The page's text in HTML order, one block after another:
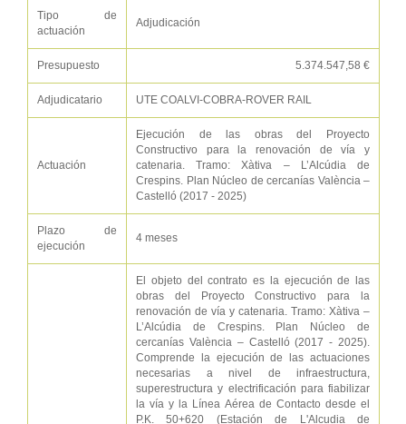
Tipo de
actuación
Adjudicación
Presupuesto 5.374.547,58 €
Adjudicatario UTE COALVI-COBRA-ROVER RAIL
Actuación
Ejecución de las obras del Proyecto
Constructivo para la renovación de vía y
catenaria. Tramo: Xàtiva – L’Alcúdia de
Crespins. Plan Núcleo de cercanías València –
Castelló (2017 - 2025)
Plazo de
ejecución
4 meses
El objeto del contrato es la ejecución de las
obras del Proyecto Constructivo para la
renovación de vía y catenaria. Tramo: Xàtiva –
L’Alcúdia de Crespins. Plan Núcleo de
cercanías València – Castelló (2017 - 2025).
Comprende la ejecución de las actuaciones
necesarias a nivel de infraestructura,
superestructura y electrificación para fiabilizar
la vía y la Línea Aérea de Contacto desde el
P.K. 50+620 (Estación de L'Alcudia de